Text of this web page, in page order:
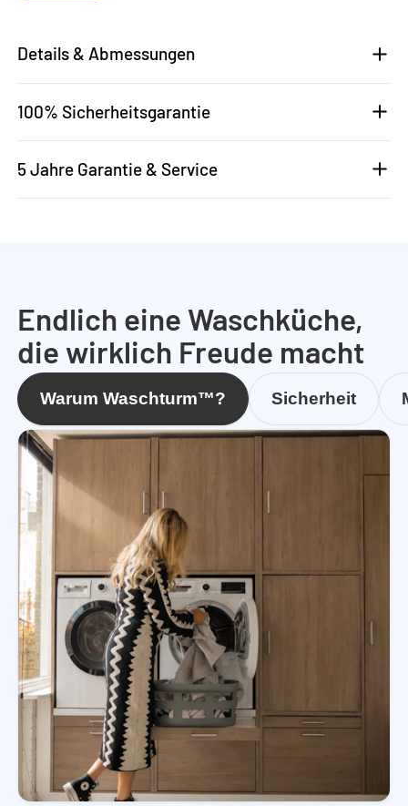
Details & Abmessungen
100% Sicherheitsgarantie
5 Jahre Garantie & Service
Endlich eine Waschküche,
die wirklich Freude macht
Warum Waschturm™? Sicherheit